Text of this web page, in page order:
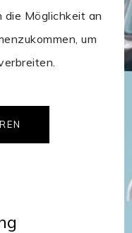
die Möglichkeit an
um